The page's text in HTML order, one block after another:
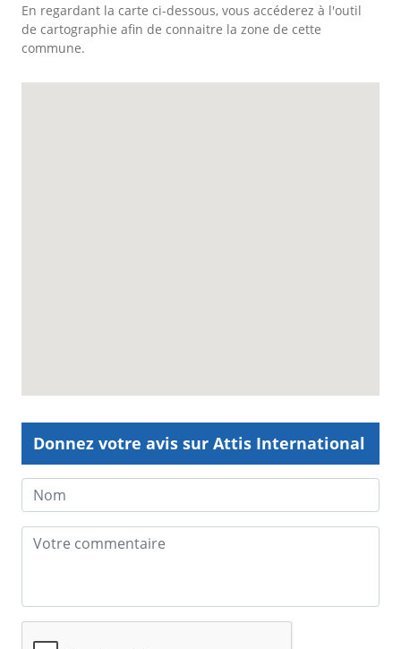
En regardant la carte ci-dessous, vous accéderez à l'outil
de cartographie afin de connaitre la zone de cette
commune.
Donnez votre avis sur Attis International